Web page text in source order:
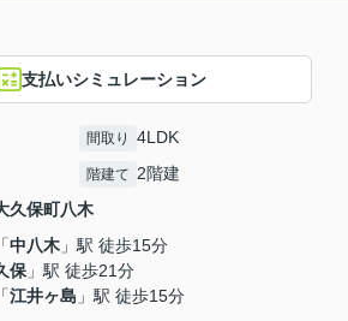
支払いシミュレーション
間取り 4LDK
階建て 2階建
久保町八木
「中八木 」駅 徒歩15分
保」駅 徒歩21分
「江井ヶ島 」駅 徒歩15分